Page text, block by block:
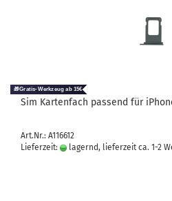
Sim Kar­ten­fach pas­send für
Art.Nr.: A116612
Lieferzeit:
lagernd, lieferzeit ca. 1-2